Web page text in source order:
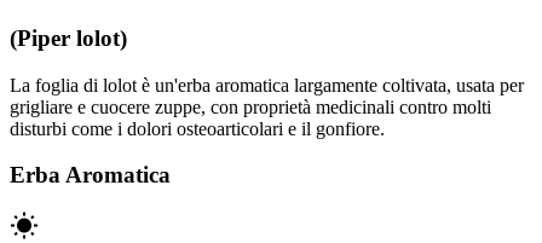
(Piper lolot)
La foglia di lolot è un'erba aromatica largamente coltivata, usata per
grigliare e cuocere zuppe, con proprietà medicinali contro molti
disturbi come i dolori osteoarticolari e il gonfiore.
Erba Aromatica